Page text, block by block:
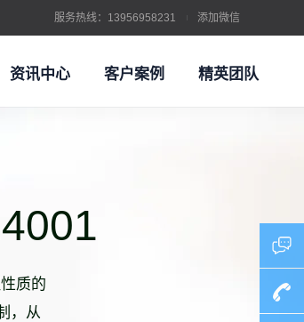
服务热线：13956958231 添加微信
境管理体系认证
资讯中心 客户案例 精英团队
质的
，从